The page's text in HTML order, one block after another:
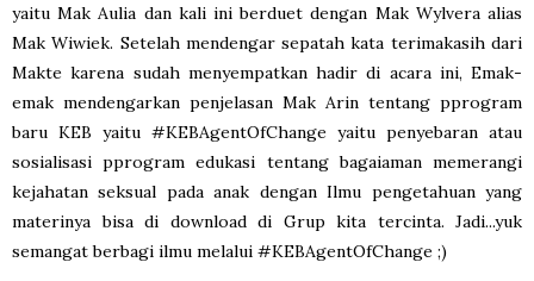
yaitu Mak Aulia dan kali ini berduet dengan Mak Wylvera alias
Mak Wiwiek. Setelah mendengar sepatah kata terimakasih dari
Makte karena sudah menyempatkan hadir di acara ini, Emak-
emak mendengarkan penjelasan Mak Arin tentang pprogram
baru KEB yaitu #KEBAgentOfChange yaitu penyebaran atau
sosialisasi pprogram edukasi tentang bagaiaman memerangi
kejahatan seksual pada anak dengan Ilmu pengetahuan yang
materinya bisa di download di Grup kita tercinta. Jadi...yuk
semangat berbagi ilmu melalui #KEBAgentOfChange ;)